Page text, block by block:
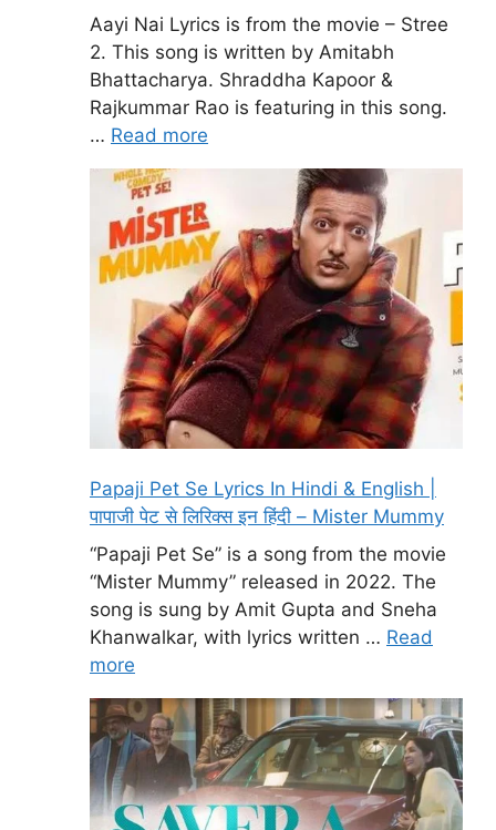
Aayi Nai Lyrics is from the movie – Stree
2. This song is written by Amitabh
Bhattacharya. Shraddha Kapoor &
Rajkummar Rao is featuring in this song.
… Read more
Papaji Pet Se Lyrics In Hindi & English |
पापाजी पेट से लिरिक्स इन हिंदी – Mister Mummy
“Papaji Pet Se” is a song from the movie
“Mister Mummy” released in 2022. The
song is sung by Amit Gupta and Sneha
Khanwalkar, with lyrics written … Read
more